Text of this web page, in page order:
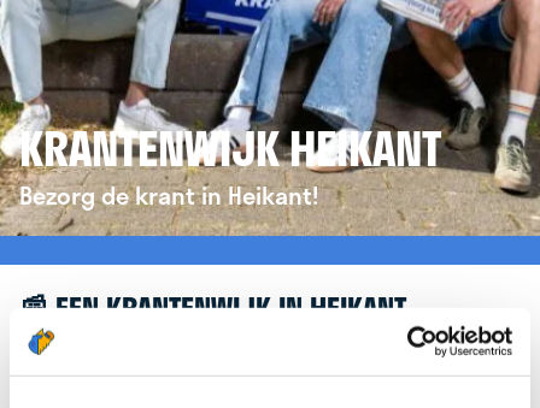
KRANTENWIJK HEIKANT
Bezorg de krant in Heikant!
📰 EEN KRANTENWIJK IN HEIKANT
Leuk dat je geïnteresseerd bent in een